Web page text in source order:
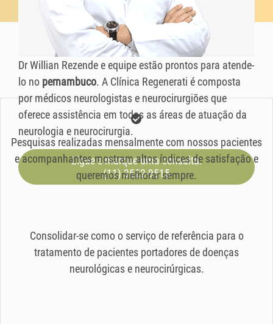
Dr Willian Rezende e equipe estão prontos para atende-
lo no pernambuco. A Clínica Regenerati é composta
por médicos neurologistas e neurocirurgiões que
oferece assistência em todas as áreas de atuação da
neurologia e neurocirurgia.
Ligue e marque uma consulta:
(11) 3522-9515
Pesquisas realizadas mensalmente com nossos pacientes
e acompanhantes mostram altos índices de satisfação e
queremos melhorar sempre.
Consolidar-se como o serviço de referência para o
tratamento de pacientes portadores de doenças
neurológicas e neurocirúrgicas.